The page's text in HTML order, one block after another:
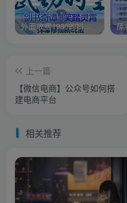
外面收费1980的抖音武动时空直播项目，无需真人出镜，实时互动直播【软件+详细教程】
上一篇
【微信电商】公众号如何搭
建电商平台
相关推荐